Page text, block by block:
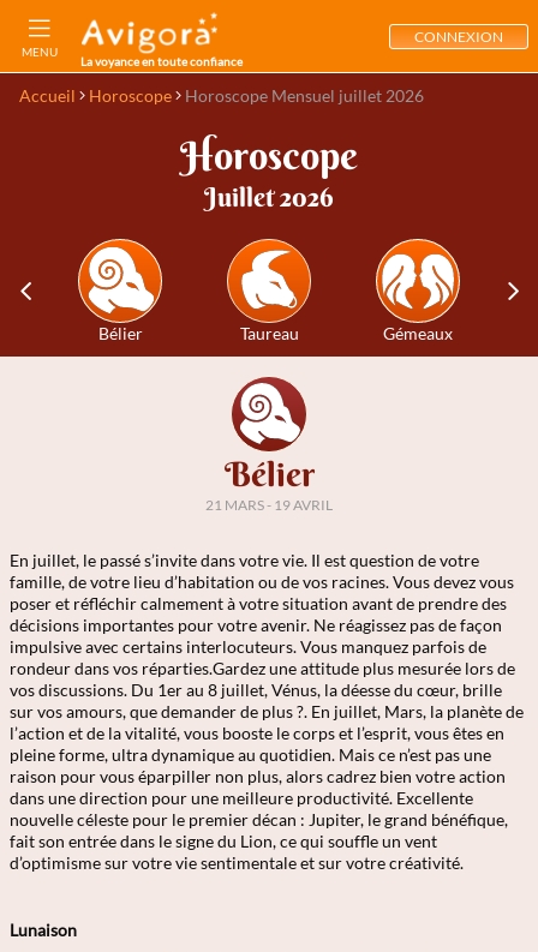
MENU
La voyance en toute confiance
CONNEXION
Accueil Horoscope Horoscope Mensuel juillet 2026
Horoscope
Juillet 2026
Bélier Taureau Gémeaux
Bélier
21 MARS - 19 AVRIL
En juillet, le passé s’invite dans votre vie. Il est question de votre
famille, de votre lieu d’habitation ou de vos racines. Vous devez vous
poser et réfléchir calmement à votre situation avant de prendre des
décisions importantes pour votre avenir. Ne réagissez pas de façon
impulsive avec certains interlocuteurs. Vous manquez parfois de
rondeur dans vos réparties.Gardez une attitude plus mesurée lors de
vos discussions. Du 1er au 8 juillet, Vénus, la déesse du cœur, brille
sur vos amours, que demander de plus ?. En juillet, Mars, la planète de
l’action et de la vitalité, vous booste le corps et l’esprit, vous êtes en
pleine forme, ultra dynamique au quotidien. Mais ce n’est pas une
raison pour vous éparpiller non plus, alors cadrez bien votre action
dans une direction pour une meilleure productivité. Excellente
nouvelle céleste pour le premier décan : Jupiter, le grand bénéfique,
fait son entrée dans le signe du Lion, ce qui souffle un vent
d’optimisme sur votre vie sentimentale et sur votre créativité.
Lunaison